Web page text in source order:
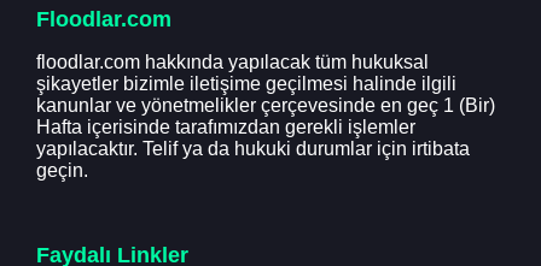
Floodlar.com
floodlar.com hakkında yapılacak tüm hukuksal
şikayetler bizimle iletişime geçilmesi halinde ilgili
kanunlar ve yönetmelikler çerçevesinde en geç 1 (Bir)
Hafta içerisinde tarafımızdan gerekli işlemler
yapılacaktır. Telif ya da hukuki durumlar için irtibata
geçin.
Faydalı Linkler